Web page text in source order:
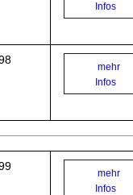
Infos
mehr
Infos
mehr
Infos